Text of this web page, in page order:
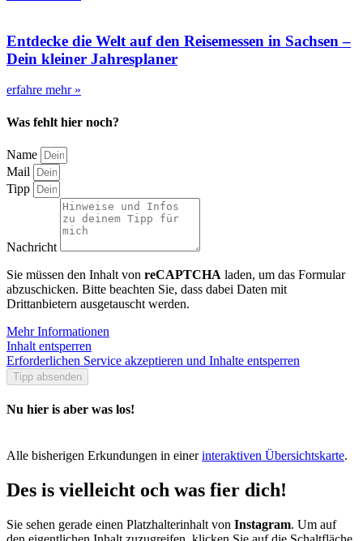
Entdecke die Welt auf den Reisemessen in Sachsen –
Dein kleiner Jahresplaner
erfahre mehr »
Was fehlt hier noch?
Name
Mail
Tipp
Nachricht
Sie müssen den Inhalt von reCAPTCHA laden, um das Formular
abzuschicken. Bitte beachten Sie, dass dabei Daten mit
Drittanbietern ausgetauscht werden.
Mehr Informationen
Inhalt entsperren
Erforderlichen Service akzeptieren und Inhalte entsperren
Tipp absenden
Nu hier is aber was los!
Alle bisherigen Erkundungen in einerinteraktiven Übersichtskarte.
Des is vielleicht och was fier dich!
Sie sehen gerade einen Platzhalterinhalt von Instagram. Um auf